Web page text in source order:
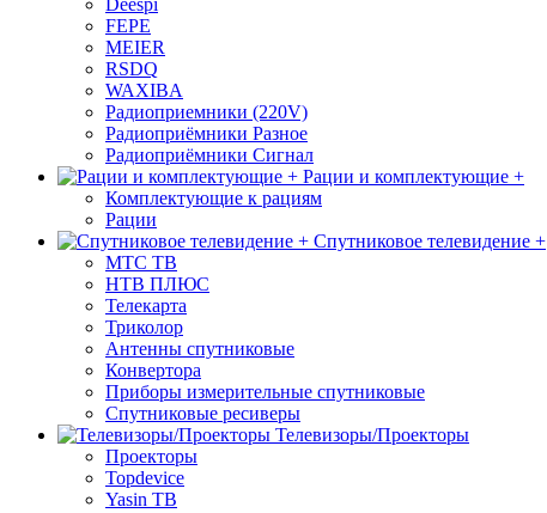
Deespi
FEPE
MEIER
RSDQ
WAXIBA
Радиоприемники (220V)
Радиоприёмники Разное
Радиоприёмники Сигнал
Рации и комплектующие +
Комплектующие к рациям
Рации
Спутниковое телевидение +
МТС ТВ
НТВ ПЛЮС
Телекарта
Триколор
Антенны спутниковые
Конвертора
Приборы измерительные спутниковые
Спутниковые ресиверы
Телевизоры/Проекторы
Проекторы
Topdevice
Yasin ТВ